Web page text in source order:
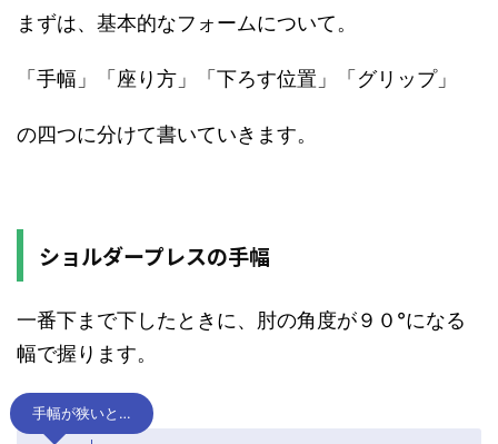
まずは、基本的なフォームについて。
「手幅」「座り方」「下ろす位置」「グリップ」
の四つに分けて書いていきます。
ショルダープレスの手幅
一番下まで下したときに、肘の角度が９０°になる
幅で握ります。
手幅が狭いと…